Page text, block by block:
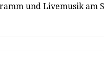
und Livemusik